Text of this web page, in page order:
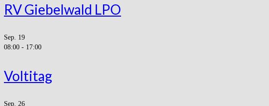
RV Giebelwald LPO
Sep. 19
08:00 - 17:00
Voltitag
Sep. 26